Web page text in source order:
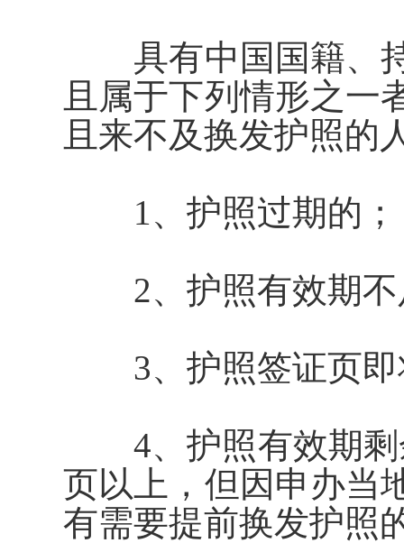
具有中国国籍、持
且属于下列情形之一
且来不及换发护照的
1、护照过期的；
2、护照有效期不
3、护照签证页即
4、护照有效期剩
页以上，但因申办当
有需要提前换发护照